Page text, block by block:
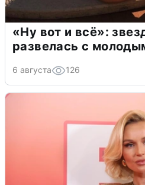
«Ну вот и всё»:
развелась с
6 августа 126